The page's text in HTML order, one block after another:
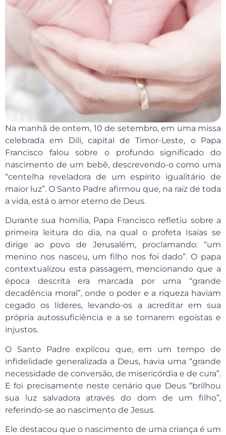
Na manhã de ontem, 10 de setembro, em uma missa
celebrada em Dili, capital de Timor-Leste, o Papa
Francisco falou sobre o profundo significado do
nascimento de um bebê, descrevendo-o como uma
“centelha reveladora de um espírito igualitário de
maior luz”. O Santo Padre afirmou que, na raiz de toda
a vida, está o amor eterno de Deus.
Durante sua homilia, Papa Francisco refletiu sobre a
primeira leitura do dia, na qual o profeta Isaías se
dirige ao povo de Jerusalém, proclamando: “um
menino nos nasceu, um filho nos foi dado”. O papa
contextualizou esta passagem, mencionando que a
época descrita era marcada por uma “grande
decadência moral”, onde o poder e a riqueza haviam
cegado os líderes, levando-os a acreditar em sua
própria autossuficiência e a se tornarem egoístas e
injustos.
O Santo Padre explicou que, em um tempo de
infidelidade generalizada a Deus, havia uma “grande
necessidade de conversão, de misericórdia e de cura”.
E foi precisamente neste cenário que Deus “brilhou
sua luz salvadora através do dom de um filho”,
referindo-se ao nascimento de Jesus.
Ele destacou que o nascimento de uma criança é um